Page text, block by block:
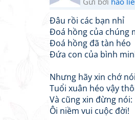
Đâu rồi các bạn nhỉ
Đoá hồng của chúng
Đoá hồng đã tàn héo
Đứa con của bình
Nhưng hãy xin chớ nói
Tuổi xuân héo vậy
Và cũng xin đừng nói:
Ôi niềm vui cuộc đời!